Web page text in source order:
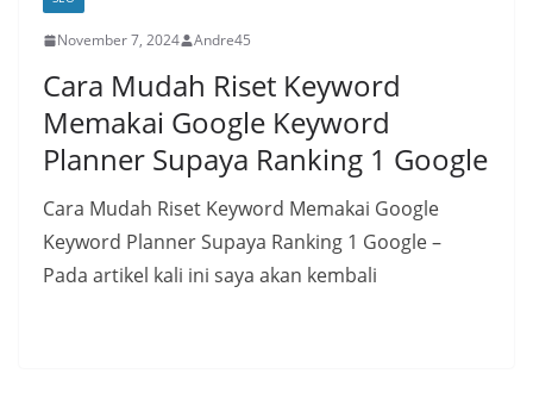
November 7, 2024 Andre45
Cara Mudah Riset Keyword
Memakai Google Keyword
Planner Supaya Ranking 1 Google
Cara Mudah Riset Keyword Memakai Google
Keyword Planner Supaya Ranking 1 Google –
Pada artikel kali ini saya akan kembali